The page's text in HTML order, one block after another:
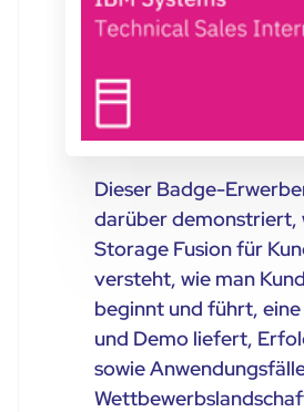
Dieser Badge-
darüber demonstriert,
Storage Fusion für
versteht, wie man
beginnt und führt, eine
und Demo liefert,
sowie